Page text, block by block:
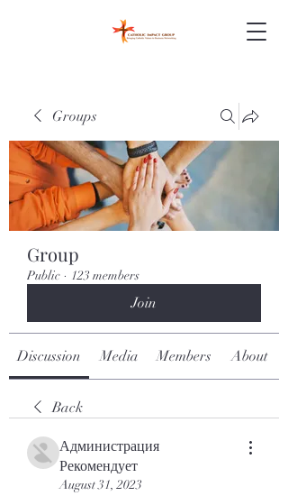
Groups
Group
Public · 123 members
Join
Discussion Media Members About
Back
Администрация
Рекомендует
August 31, 2023